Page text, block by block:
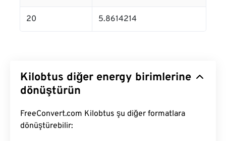
20 5.8614214
Kilobtus diğer energy birimlerine
dönüştürün
FreeConvert.com Kilobtus şu diğer formatlara
dönüştürebilir: